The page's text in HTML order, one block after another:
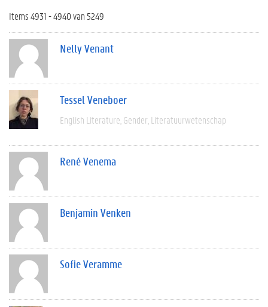
Items 4931 - 4940 van 5249
Nelly Venant
Tessel Veneboer
English Literature Gender Literatuurwetenschap
René Venema
Benjamin Venken
Sofie Veramme